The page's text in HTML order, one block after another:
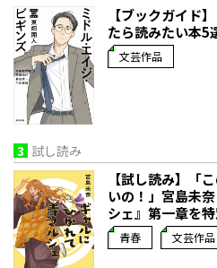
【ブックガイド
たら読みたい本5
文芸作品
3 試し読み
【試し読み】「
いの！」宮島未
シェ』第一章を
青春 文芸作品